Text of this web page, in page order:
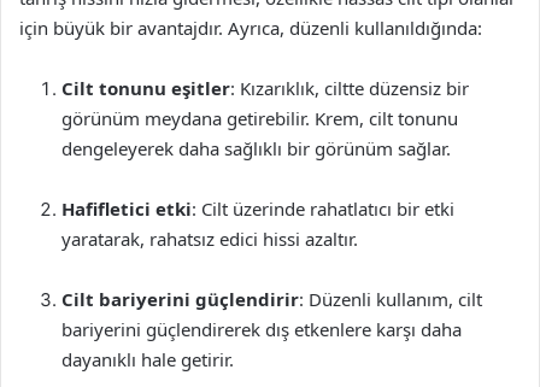
için büyük bir avantajdır. Ayrıca, düzenli kullanıldığında:
Cilt tonunu eşitler: Kızarıklık, ciltte düzensiz bir
görünüm meydana getirebilir. Krem, cilt tonunu
dengeleyerek daha sağlıklı bir görünüm sağlar.
Hafifletici etki: Cilt üzerinde rahatlatıcı bir etki
yaratarak, rahatsız edici hissi azaltır.
Cilt bariyerini güçlendirir: Düzenli kullanım, cilt
bariyerini güçlendirerek dış etkenlere karşı daha
dayanıklı hale getirir.